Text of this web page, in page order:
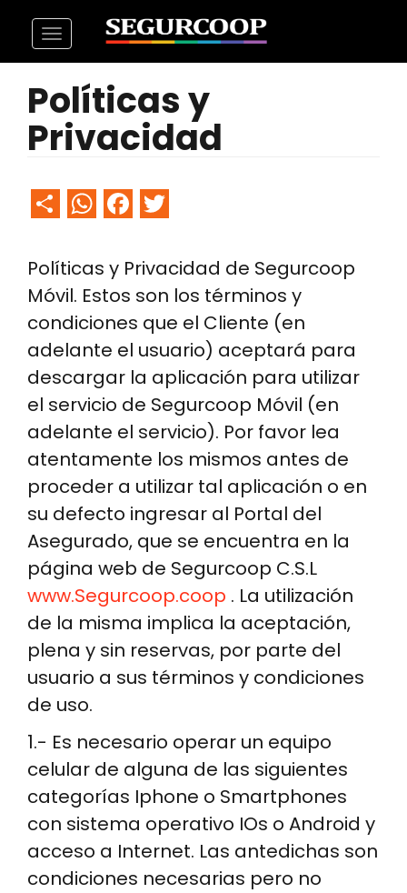
Pasar
contenido
principal
Toggle
navigation
Políticas y
Privacidad
ShareWhatsApp
Facebook
Políticas y Privacidad de Segurcoop
Móvil. Estos son los términos y
condiciones que el Cliente (en
adelante el usuario) aceptará para
descargar la aplicación para utilizar
el servicio de Segurcoop Móvil (en
adelante el servicio). Por favor lea
atentamente los mismos antes de
proceder a utilizar tal aplicación o en
su defecto ingresar al Portal del
Asegurado, que se encuentra en la
página web de Segurcoop C.S.L
www.Segurcoop.coop . La utilización
de la misma implica la aceptación,
plena y sin reservas, por parte del
usuario a sus términos y condiciones
de uso.
1.- Es necesario operar un equipo
celular de alguna de las siguientes
categorías Iphone o Smartphones
con sistema operativo IOs o Android y
acceso a Internet. Las antedichas son
condiciones necesarias pero no